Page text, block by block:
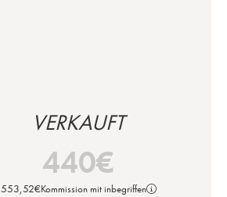
VERKAUFT
440€
553,52€Kommission mit inbegriffen